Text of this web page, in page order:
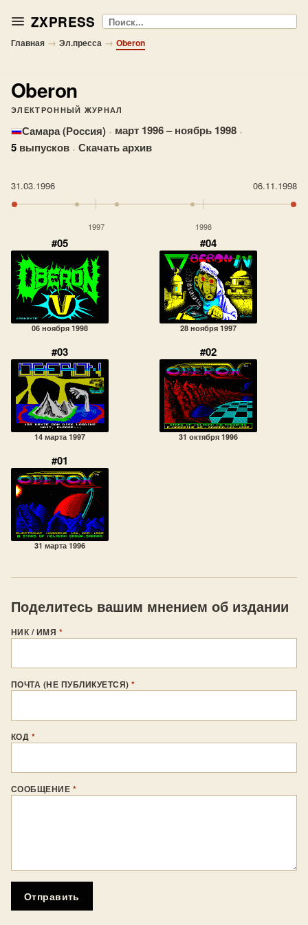
ZXPRESS Поиск
Главная → Эл.пресса → Oberon
Oberon
ЭЛЕКТРОННЫЙ ЖУРНАЛ
Самара (Россия) · март 1996 – ноябрь 1998 ·
5 выпусков · Скачать архив
31.03.1996 06.11.1998
1997 1998
#05
06 ноября 1998
#04
28 ноября 1997
#03
14 марта 1997
#02
31 октября 1996
#01
31 марта 1996
Поделитесь вашим мнением об издании
НИК / ИМЯ *
ПОЧТА (НЕ ПУБЛИКУЕТСЯ)*
КОД *
СООБЩЕНИЕ *
Отправить